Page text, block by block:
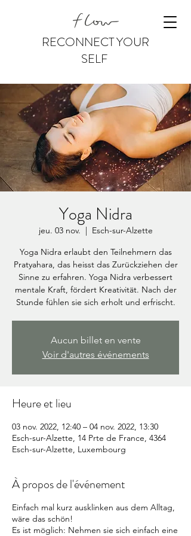
RECONNECT YOUR
SELF
Yoga Nidra
jeu. 03 nov.
  |
Esch-sur-Alzette
Yoga Nidra erlaubt den Teilnehmern das
Pratyahara, das heisst das Zurückziehen der
Sinne zu erfahren. Yoga Nidra verbessert
mentale Kraft, fördert Kreativität. Nach der
Stunde fühlen sie sich erholt und erfrischt.
Aucun billet en vente
Voir d'autres événements
Heure et lieu
03 nov. 2022, 12:40 – 04 nov. 2022, 13:30
Esch-sur-Alzette, 14 Prte de France, 4364
Esch-sur-Alzette, Luxembourg
À propos de l'événement
Einfach mal kurz ausklinken aus dem Alltag,
wäre das schön!
Es ist möglich: Nehmen sie sich einfach eine